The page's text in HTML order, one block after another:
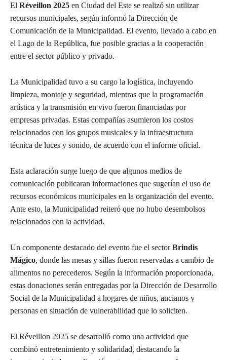
El Réveillon 2025 en Ciudad del Este se realizó sin utilizar
recursos municipales, según informó la Dirección de
Comunicación de la Municipalidad. El evento, llevado a cabo en
el Lago de la República, fue posible gracias a la cooperación
entre el sector público y privado.
La Municipalidad tuvo a su cargo la logística, incluyendo
limpieza, montaje y seguridad, mientras que la programación
artística y la transmisión en vivo fueron financiadas por
empresas privadas. Estas compañías asumieron los costos
relacionados con los grupos musicales y la infraestructura
técnica de luces y sonido, de acuerdo con el informe oficial.
Esta aclaración surge luego de que algunos medios de
comunicación publicaran informaciones que sugerían el uso de
recursos económicos municipales en la organización del evento.
Ante esto, la Municipalidad reiteró que no hubo desembolsos
relacionados con la actividad.
Un componente destacado del evento fue el sectorBrindis
Mágico, donde las mesas y sillas fueron reservadas a cambio de
alimentos no perecederos. Según la información proporcionada,
estas donaciones serán entregadas por la Dirección de Desarrollo
Social de la Municipalidad a hogares de niños, ancianos y
personas en situación de vulnerabilidad que lo soliciten.
El Réveillon 2025 se desarrolló como una actividad que
combinó entretenimiento y solidaridad, destacando la